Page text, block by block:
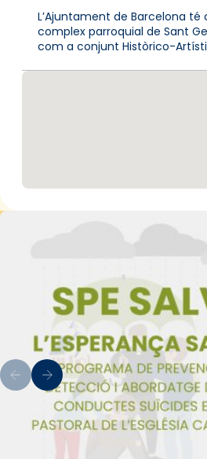
L’Ajuntament de Barcelona
complex parroquial de Sant
com a conjunt Històrico-